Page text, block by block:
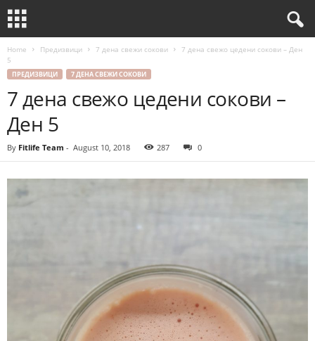
Home Предизвици 7 дена свежи сокови
7 дена свежо цедени сокови – Ден
5
ПРЕДИЗВИЦИ 7 ДЕНА СВЕЖИ СОКОВИ
7 дена свежо цедени сокови –
Ден 5
By Fitlife Team - August 10, 2018 287 0